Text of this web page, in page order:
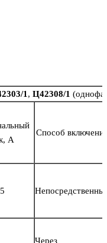
1, Ц42308/1
А
Способ
5
Через